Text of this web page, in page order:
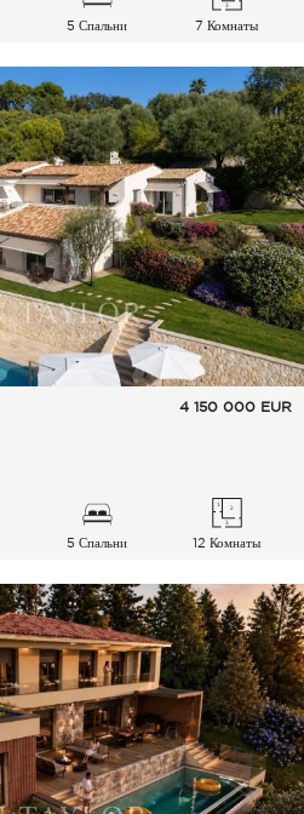
5 Спальни 7 Комнаты
4 150 000 EUR
5 Спальни 12 Комнаты